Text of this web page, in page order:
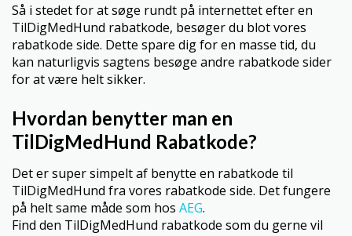
Så i stedet for at søge rundt på internettet efter en
TilDigMedHund rabatkode, besøger du blot vores
rabatkode side. Dette spare dig for en masse tid, du
kan naturligvis sagtens besøge andre rabatkode sider
for at være helt sikker.
Hvordan benytter man en
TilDigMedHund Rabatkode?
Det er super simpelt af benytte en rabatkode til
TilDigMedHund fra vores rabatkode side. Det fungere
på helt same måde som hos AEG.
Find den TilDigMedHund rabatkode som du gerne vil